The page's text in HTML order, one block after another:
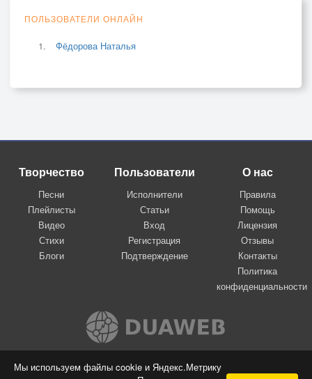
Мы используем файлы cookie и Яндекс.Метрику
ПОЛЬЗОВАТЕЛИ ОНЛАЙН
Фёдорова Наталья
Творчество
Песни
Плейлисты
Видео
Стихи
Блоги
Пользователи
Исполнители
Статьи
Вход
Регистрация
Подтверждение
О нас
Правила
Помощь
Лицензия
Отзывы
Контакты
Политика
конфиденциальности
Вконтакте